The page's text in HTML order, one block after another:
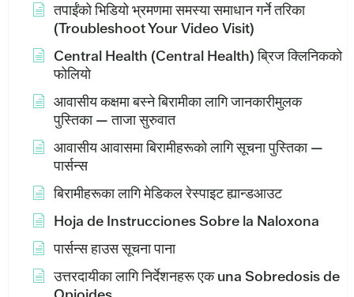
तपाईंको भिडियो भ्रमणमा समस्या समाधान गर्ने तरिका
(Troubleshoot Your Video Visit)
Central Health (Central Health) ब्रिज क्लिनिकको
फोलियो
आवासीय कक्षमा बस्ने बिरामीका लागि जानकारीमुलक
पुस्तिका — ताजा सुरुवात
आवासीय आवासमा बिरामीहरूको लागि सूचना पुस्तिका —
पार्सन्स
बिरामीहरूका लागि मेडिकल रेस्पाइट ह्यान्डआउट
Hoja de Instrucciones Sobre la Naloxona
पार्सन्स हाउस सूचना पाना
उत्तरदायीका लागि निर्देशनहरू एक una Sobredosis de